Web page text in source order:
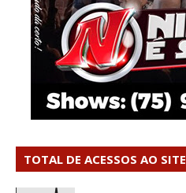
TOTAL DE ACESSOS AO SITE